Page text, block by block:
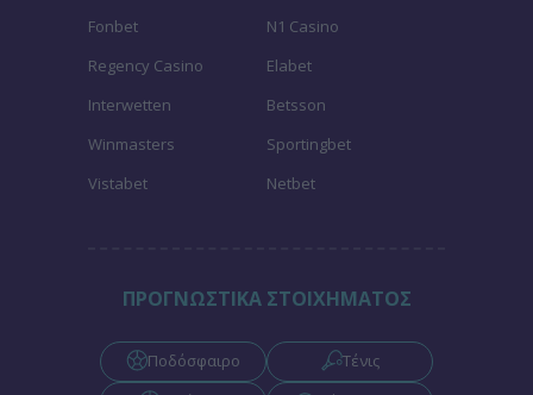
Fonbet
N1 Casino
Regency Casino
Elabet
Interwetten
Betsson
Winmasters
Sportingbet
Vistabet
Netbet
ΠΡΟΓΝΩΣΤΙΚΑ ΣΤΟΙΧΗΜΑΤΟΣ
Ποδόσφαιρο
Τένις